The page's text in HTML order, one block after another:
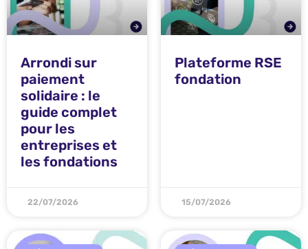
Arrondi sur
paiement
solidaire : le
guide complet
pour les
entreprises et
les fondations
22/07/2026
Plateforme RSE
fondation
15/07/2026